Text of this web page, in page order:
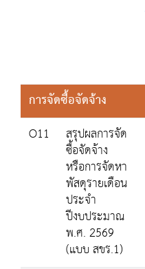
การจัดซื้อจัดจ้าง
O11 สรุปผลการจัด
ซื้อจัดจ้าง
หรือการจัดหา
พัสดุรายเดือน
ประจำ
ปีงบประมาณ
พ.ศ. 2569
(แบบ สขร.1)